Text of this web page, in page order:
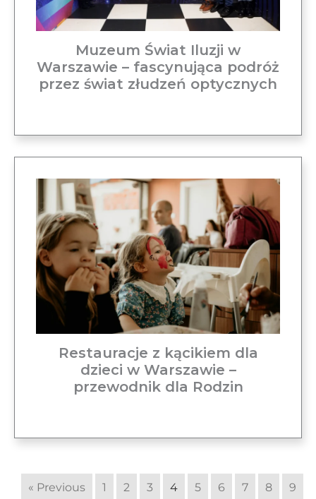
Muzeum Świat Iluzji w
Warszawie – fascynująca podróż
przez świat złudzeń optycznych
Restauracje z kącikiem dla
dzieci w Warszawie –
przewodnik dla Rodzin
« Previous 1 2 3 4 5 6 7 8 9